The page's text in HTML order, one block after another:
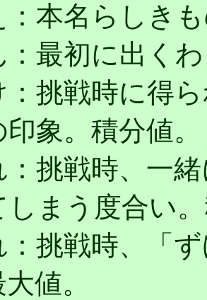
：本名らしき
：最初に出く
：挑戦時に得
象。積分値。
：挑戦時、一
しまう度合い
：挑戦時、「
値。